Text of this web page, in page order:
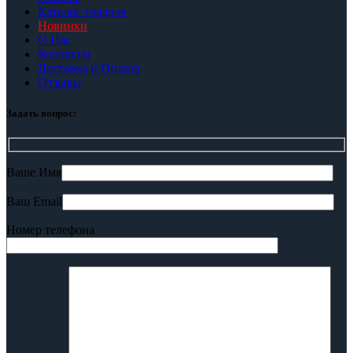
Каталог товаров
Новинки
О Нас
Контакты
Доставка и Оплата
Отзывы
Задать вопрос:
Ваше Имя
Ваш Email
Номер телефона